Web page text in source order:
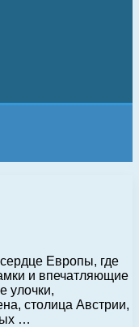
Европы, где
и впечатляющие
улочки,
столица Австрии,
…